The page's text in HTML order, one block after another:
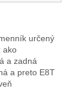
určený
ako
a zadná
a preto E8T